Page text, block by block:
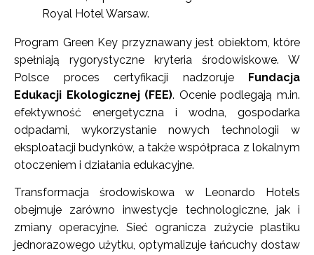
Royal Hotel Warsaw.
Program Green Key przyznawany jest obiektom, które
spełniają rygorystyczne kryteria środowiskowe. W
Polsce proces certyfikacji nadzoruje Fundacja
Edukacji Ekologicznej (FEE). Ocenie podlegają m.in.
efektywność energetyczna i wodna, gospodarka
odpadami, wykorzystanie nowych technologii w
eksploatacji budynków, a także współpraca z lokalnym
otoczeniem i działania edukacyjne.
Transformacja środowiskowa w Leonardo Hotels
obejmuje zarówno inwestycje technologiczne, jak i
zmiany operacyjne. Sieć ogranicza zużycie plastiku
jednorazowego użytku, optymalizuje łańcuchy dostaw